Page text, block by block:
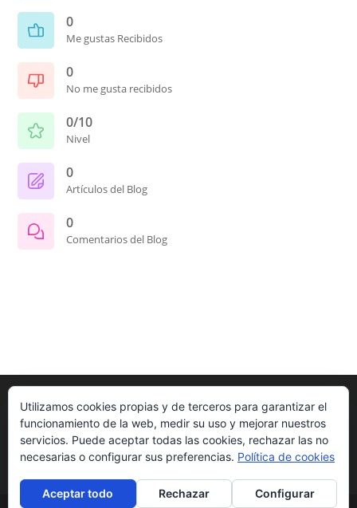
0
Me gustas Recibidos
0
No me gusta recibidos
0/10
Nivel
0
Artículos del Blog
0
Comentarios del Blog
Utilizamos cookies propias y de terceros para garantizar el
funcionamiento de la web, medir su uso y mejorar nuestros
servicios. Puede aceptar todas las cookies, rechazar las no
necesarias o configurar sus preferencias. Política de cookies
Aceptar todo Rechazar Configurar